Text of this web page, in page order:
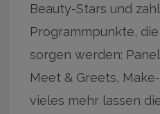
Beauty-Stars und
Programmpunkte,
sorgen werden:
Meet & Greets,
vieles mehr lassen